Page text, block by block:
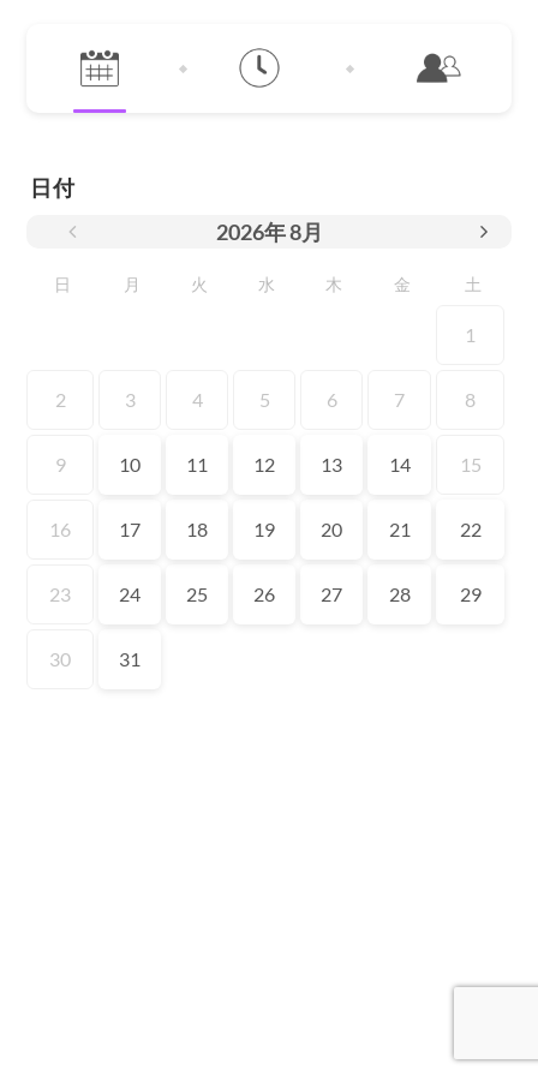
日付
2026年8月
日 月 火 水 木 金 土
1
2 3 4 5 6 7 8
9 10 11 12 13 14 15
16 17 18 19 20 21 22
23 24 25 26 27 28 29
30 31